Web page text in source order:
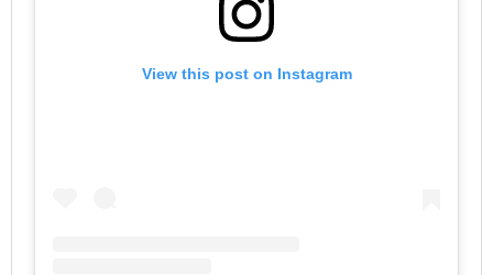
View this post on Instagram